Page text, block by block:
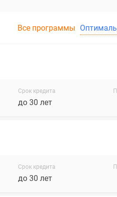
Все программы
Срок кредита
до 30 лет
Срок кредита
до 30 лет